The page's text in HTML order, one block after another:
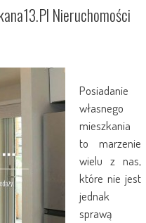
Nieruchomości
Posiadanie
własnego
mieszkania
to marzenie
wielu z nas,
które nie jest
jednak
sprawą